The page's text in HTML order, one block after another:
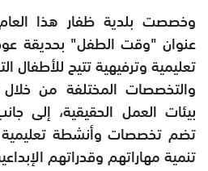
وخصصت بلدية ظفار هذا
عنوان "وقت الطفل" بحديقة
تعليمية وترفيهية تتيح
والتخصصات المختلفة من
بيئات العمل الحقيقية، إلى
تضم تخصصات وأنشطة تعليمية
تنمية مهاراتهم وقدراتهم